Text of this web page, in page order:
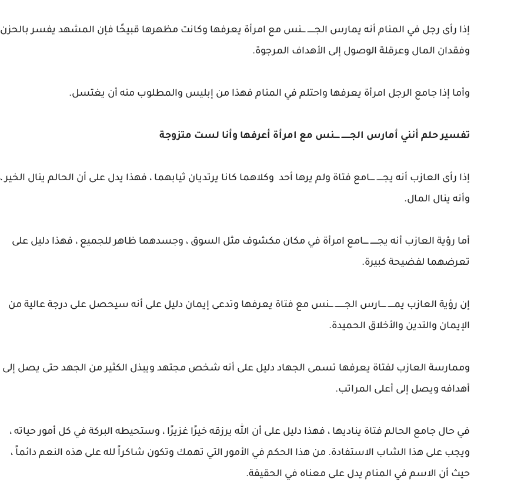
إذا رأى رجل في المنام أنه يمارس الجــــــ ـــنس مع امرأة يعرفها وكانت مظهرها قبيحًا فإن المشهد يفسر بالحزن
وفقدان المال وعرقلة الوصول إلى الأهداف المرجوة.
وأما إذا جامع الرجل امرأة يعرفها واحتلم في المنام فهذا من إبليس والمطلوب منه أن يغتسل.
تفسير حلم أنني أمارس الجـــــــ ــــنس مع امرأة أعرفها وأنا لست متزوجة
إذا رأى العازب أنه يجـــــ ــــامع فتاة ولم يرها أحد وكلاهما كانا يرتديان ثيابهما ، فهذا يدل على أن الحالم ينال الخير ،
وأنه ينال المال.
أما رؤية العازب أنه يجــــــ ــــامع امرأة في مكان مكشوف مثل السوق ، وجسدهما ظاهر للجميع ، فهذا دليل على
تعرضهما لفضيحة كبيرة.
إن رؤية العازب يمـــــ ــــارس الجــــــــ ـــنس مع فتاة يعرفها وتدعى إيمان دليل على أنه سيحصل على درجة عالية من
الإيمان والتدين والأخلاق الحميدة.
وممارسة العازب لفتاة يعرفها تسمى الجهاد دليل على أنه شخص مجتهد ويبذل الكثير من الجهد حتى يصل إلى
أهدافه ويصل إلى أعلى المراتب.
في حال جامع الحالم فتاة يناديها ، فهذا دليل على أن الله يرزقه خيرًا غزيرًا ، وستحيطه البركة في كل أمور حياته ،
ويجب على هذا الشاب الاستفادة. من هذا الحكم في الأمور التي تهمك وتكون شاكراً لله على هذه النعم دائماً ،
حيث أن الاسم في المنام يدل على معناه في الحقيقة.